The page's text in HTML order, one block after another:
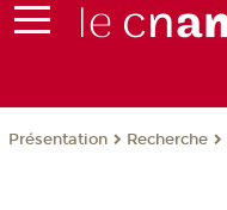
Présentation Recherche